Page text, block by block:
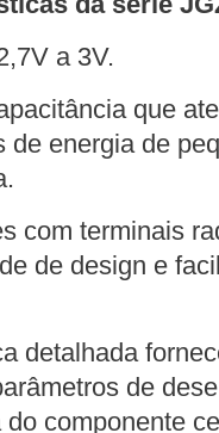
a 3V.
que
de energia de
terminais
de design e
fornece
de
componente